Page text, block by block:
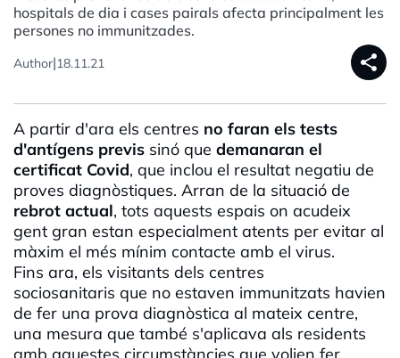
hospitals de dia i cases pairals afecta principalment les
persones no immunitzades.
Author|18.11.21 share
A partir d'ara els centres no faran els tests
d'antígens previs sinó que demanaran el
certificat Covid, que inclou el resultat negatiu de
proves diagnòstiques. Arran de la situació de
rebrot actual, tots aquests espais on acudeix
gent gran estan especialment atents per evitar al
màxim el més mínim contacte amb el virus.
Fins ara, els visitants dels centres
sociosanitaris que no estaven immunitzats havien
de fer una prova diagnòstica al mateix centre,
una mesura que també s'aplicava als residents